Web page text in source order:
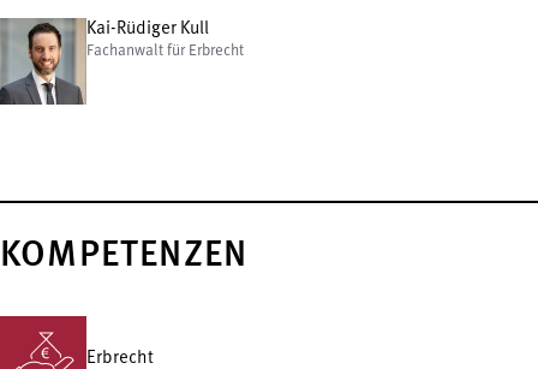
Kai-Rüdiger Kull
Fachanwalt für Erbrecht
KOMPETENZEN
Erbrecht